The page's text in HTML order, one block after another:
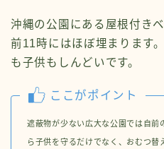
沖縄の公園にある屋根付き
前11時にはほぼ埋まります
も子供もしんどいです。
ここがポイント
遮蔽物が少ない広大な公園では自前
ら子供を守るだけでなく、おむつ替